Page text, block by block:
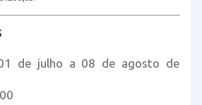
de julho a 08 de agosto de